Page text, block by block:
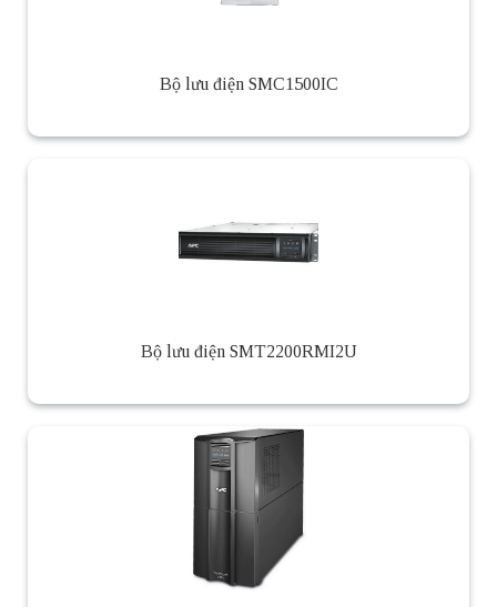
Bộ lưu điện SMC1500IC
Bộ lưu điện SMT2200RMI2U